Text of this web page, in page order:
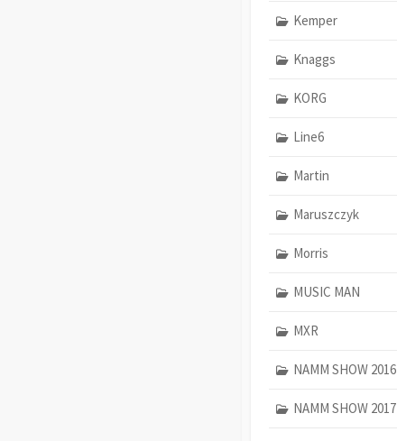
Kemper
Knaggs
KORG
Line6
Martin
Maruszczyk
Morris
MUSIC MAN
MXR
NAMM SHOW 2016
NAMM SHOW 2017